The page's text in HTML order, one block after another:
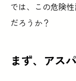
では、この危険
だろうか？
まず、アス